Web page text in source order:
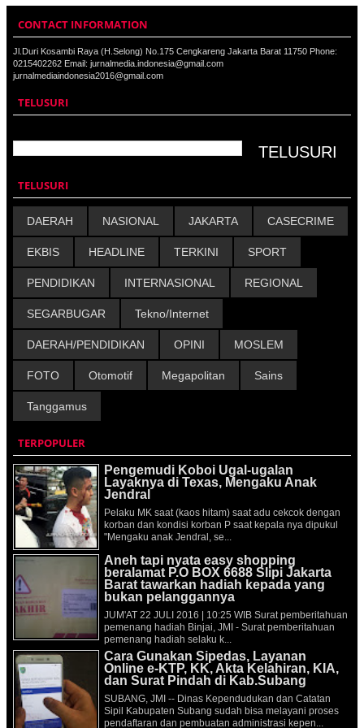
CONTACT INFORMATION
Jl.Duri Kosambi Raya (H.Selong) No.175 Cengkareng Jakarta Barat 11750 Phone:
0215402262 Email: jurnalmedia.indonesia@gmail.com
jurnalmediaindonesia2016@gmail.com
TELUSURI
TELUSURI
DAERAH NASIONAL JAKARTA CASECRIME
EKBIS HEADLINE TERKINI SPORT
PENDIDIKAN INTERNASIONAL REGIONAL
SEGARBUGAR Tekno/Internet
DAERAH/PENDIDIKAN OPINI MOSLEM
FOTO Otomotif Megapolitan Sains
Tanggamus
TERPOPULER
Pengemudi Koboi Ugal-ugalan
Layaknya di Texas, Mengaku Anak
Jendral
Pelaku MK saat (kaos hitam) saat adu cekcok dengan
korban dan kondisi korban P saat kepala nya dipukul
"Mengaku anak Jendral, se...
Aneh tapi nyata easy shopping
beralamat P.O BOX 6688 Slipi Jakarta
Barat tawarkan hadiah kepada yang
bukan pelanggannya
JUM'AT 22 JULI 2016 | 10:25 WIB Surat pemberitahuan
pemenang hadiah Binjai, JMI - Surat pemberitahuan
pemenang hadiah selaku k...
Cara Gunakan Sipedas, Layanan
Online e-KTP, KK, Akta Kelahiran, KIA,
dan Surat Pindah di Kab.Subang
SUBANG, JMI -- Dinas Kependudukan dan Catatan
Sipil Kabupaten Subang sudah bisa melayani proses
pendaftaran dan pembuatan administrasi kepen...